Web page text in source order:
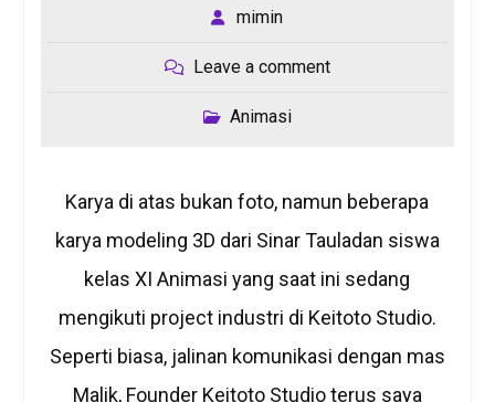
mimin
Leave a comment
Animasi
Karya di atas bukan foto, namun beberapa
karya modeling 3D dari Sinar Tauladan siswa
kelas XI Animasi yang saat ini sedang
mengikuti project industri di Keitoto Studio.
Seperti biasa, jalinan komunikasi dengan mas
Malik, Founder Keitoto Studio terus saya